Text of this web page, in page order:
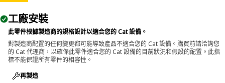
工廠安裝
此零件根據製造商的規格設計以適合您的 Cat 設備。
對製造商配置的任何變更都可能導致產品不適合您的 Cat 設備。購買前請洽詢您
的 Cat 代理商，以確保此零件適合您的 Cat 設備的目前狀況和假設的配置。此指
標不能保證所有零件的相容性。
再製造